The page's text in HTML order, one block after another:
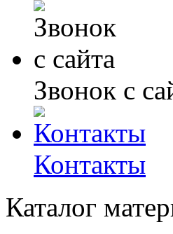
Звонок с
Контакты
Каталог